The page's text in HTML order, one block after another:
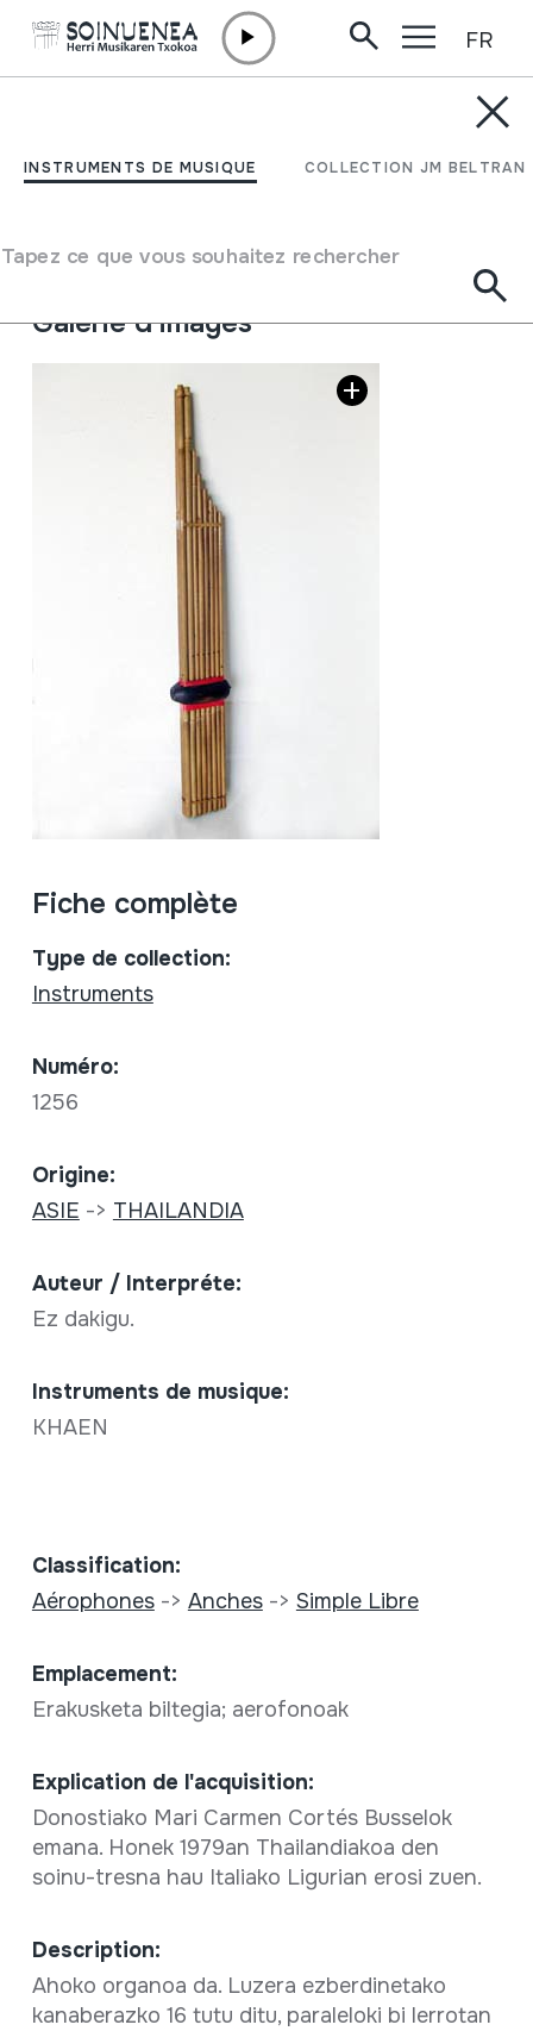
INSTRUMENTS DE MUSIQUE COLLECTION JM BELTRAN
Tapez ce que vous souhaitez rechercher
FR
KHAEN
Type d'instrument de musique
Aérophones
Galerie d'images
Fiche complète
Type de collection:
Instruments
Numéro:
1256
Origine:
ASIE -> THAILANDIA
Auteur / Interpréte:
Ez dakigu.
Instruments de musique:
KHAEN
Classification:
Aérophones-> Anches-> Simple Libre
Emplacement:
Erakusketa biltegia; aerofonoak
Explication de l'acquisition:
Donostiako Mari Carmen Cortés Busselok
emana. Honek 1979an Thailandiakoa den
soinu-tresna hau Italiako Ligurian erosi zuen.
Description:
Ahoko organoa da. Luzera ezberdinetako
kanaberazko 16 tutu ditu, paraleloki bi lerrotan